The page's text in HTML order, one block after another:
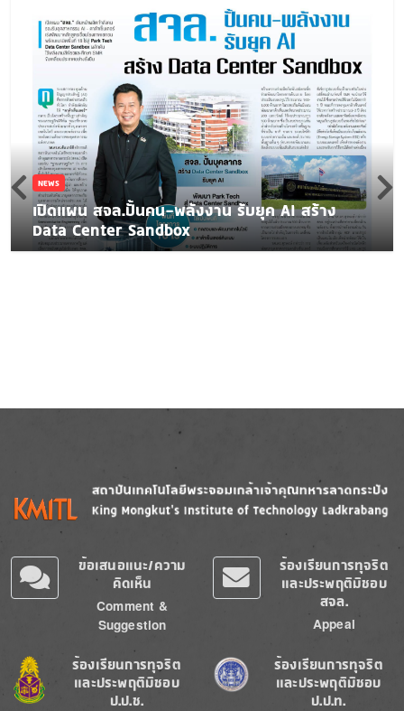
NEWS
เปิดแผน สจล.ปั้นคน-พลังงาน รับยุค AI สร้าง
Data Center Sandbox
Image
ข้อเสนอแนะ/ความ
คิดเห็น
Comment &
Suggestion
ร้องเรียนการทุจริต
และประพฤติมิชอบ
สจล.
Appeal
Image
ร้องเรียนการทุจริต
และประพฤติมิชอบ
ป.ป.ช.
Image
ร้องเรียนการทุจริต
และประพฤติมิชอบ
ป.ป.ท.